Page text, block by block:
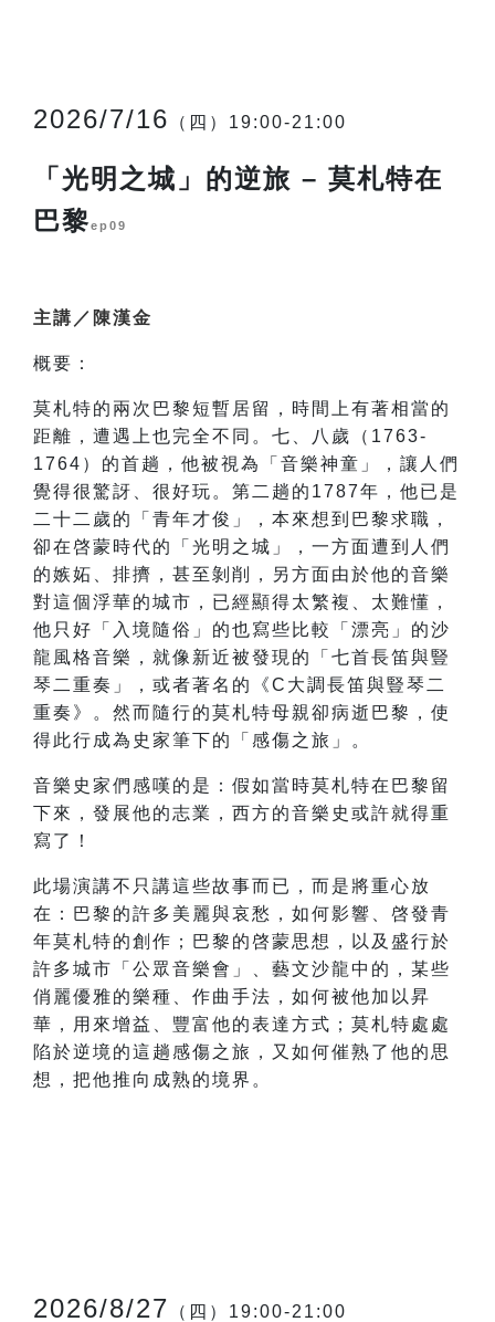
2026/7/16 （四）19:00-21:00
「光明之城」的逆旅 – 莫札特在
巴黎ep09
主講／陳漢金
概要：
莫札特的兩次巴黎短暫居留，時間上有著相當的
距離，遭遇上也完全不同。七、八歲（1763-
1764）的首趟，他被視為「音樂神童」，讓人們
覺得很驚訝、很好玩。第二趟的1787年，他已是
二十二歲的「青年才俊」，本來想到巴黎求職，
卻在啓蒙時代的「光明之城」，一方面遭到人們
的嫉妬、排擠，甚至剝削，另方面由於他的音樂
對這個浮華的城市，已經顯得太繁複、太難懂，
他只好「入境隨俗」的也寫些比較「漂亮」的沙
龍風格音樂，就像新近被發現的「七首長笛與豎
琴二重奏」，或者著名的《C大調長笛與豎琴二
重奏》。然而隨行的莫札特母親卻病逝巴黎，使
得此行成為史家筆下的「感傷之旅」。
音樂史家們感嘆的是：假如當時莫札特在巴黎留
下來，發展他的志業，西方的音樂史或許就得重
寫了！
此場演講不只講這些故事而已，而是將重心放
在：巴黎的許多美麗與哀愁，如何影響、啓發青
年莫札特的創作；巴黎的啓蒙思想，以及盛行於
許多城市「公眾音樂會」、藝文沙龍中的，某些
俏麗優雅的樂種、作曲手法，如何被他加以昇
華，用來增益、豐富他的表達方式；莫札特處處
陷於逆境的這趟感傷之旅，又如何催熟了他的思
想，把他推向成熟的境界。
2026/8/27 （四）19:00-21:00